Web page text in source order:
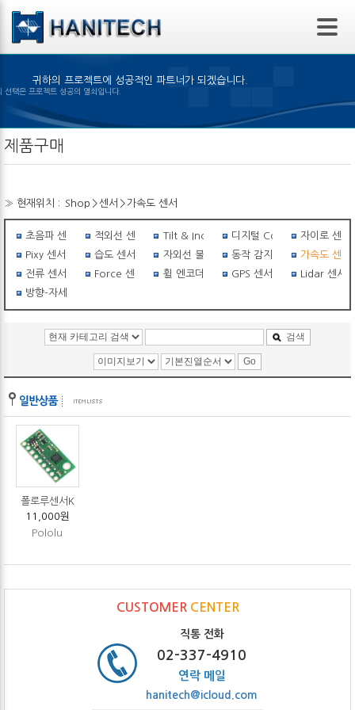
본문 바로가기
귀하의 프로젝트에 성공적인 파트너가 되겠습니다.
제품의 선택은 프로젝트 성공의 열쇠입니다.
제품구매
» 현재위치 : Shop >센서 >가속도 센서
초음파 센서 적외선 센서 Tilt & Inclinometer디지털 Compass자이로 센서
Pixy 센서
습도 센서 자외선 불꽃감지 센서동작 감지 센서 가속도 센서
전류 센서
Force 센서 휠 엔코더 GPS 센서
Lidar 센서
방향-자세센서
검색
폴로루센서K
11,000원
Pololu
CUSTOMER CENTER
직통 전화
02-337-4910
연락 메일
hanitech@icloud.com